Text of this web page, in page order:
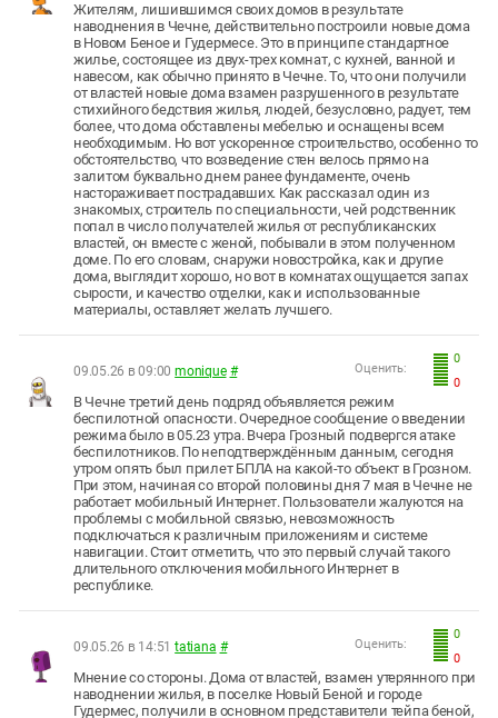
Жителям, лишившимся своих домов в результате
наводнения в Чечне, действительно построили новые дома
в Новом Беное и Гудермесе. Это в принципе стандартное
жилье, состоящее из двух-трех комнат, с кухней, ванной и
навесом, как обычно принято в Чечне. То, что они получили
от властей новые дома взамен разрушенного в результате
стихийного бедствия жилья, людей, безусловно, радует, тем
более, что дома обставлены мебелью и оснащены всем
необходимым. Но вот ускоренное строительство, особенно то
обстоятельство, что возведение стен велось прямо на
залитом буквально днем ранее фундаменте, очень
настораживает пострадавших. Как рассказал один из
знакомых, строитель по специальности, чей родственник
попал в число получателей жилья от республиканских
властей, он вместе с женой, побывали в этом полученном
доме. По его словам, снаружи новостройка, как и другие
дома, выглядит хорошо, но вот в комнатах ощущается запах
сырости, и качество отделки, как и использованные
материалы, оставляет желать лучшего.
0
0
Оценить:
09.05.26 в 09:00 monique #
В Чечне третий день подряд объявляется режим
беспилотной опасности. Очередное сообщение о введении
режима было в 05.23 утра. Вчера Грозный подвергся атаке
беспилотников. По неподтверждённым данным, сегодня
утром опять был прилет БПЛА на какой-то объект в Грозном.
При этом, начиная со второй половины дня 7 мая в Чечне не
работает мобильный Интернет. Пользователи жалуются на
проблемы с мобильной связью, невозможность
подключаться к различным приложениям и системе
навигации. Стоит отметить, что это первый случай такого
длительного отключения мобильного Интернет в
республике.
0
0
Оценить:
09.05.26 в 14:51 tatiana #
Мнение со стороны. Дома от властей, взамен утерянного при
наводнении жилья, в поселке Новый Беной и городе
Гудермес, получили в основном представители тейпа беной,